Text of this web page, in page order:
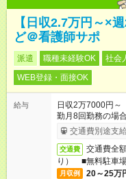
【日収2.7万円～×
ど＠看護師サポ
派遣 職種未経験OK 社会
WEB登録・面接OK
給与
日収2万7000円
勤月8回勤務の場合
交通費別途支
交通費
交通費全
り） ■無料駐車
月収例 20～25万